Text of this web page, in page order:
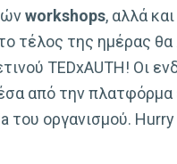
workshops, αλλά και
τέλος της ημέρας
TEDxAUTH! Οι
από την
οργανισμού. Hurry